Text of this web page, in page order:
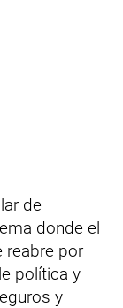
de
donde el
reabre por
política y
y